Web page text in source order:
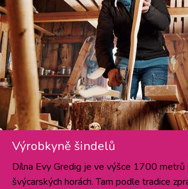
Výrobkyně šindelů
Dílna Evy Gredig je ve výšce 1700 metrů
švýcarských horách. Tam podle tradice